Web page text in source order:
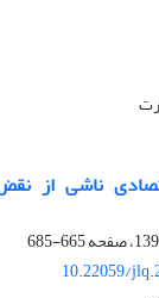
ناشی از
665-685
10.22059/